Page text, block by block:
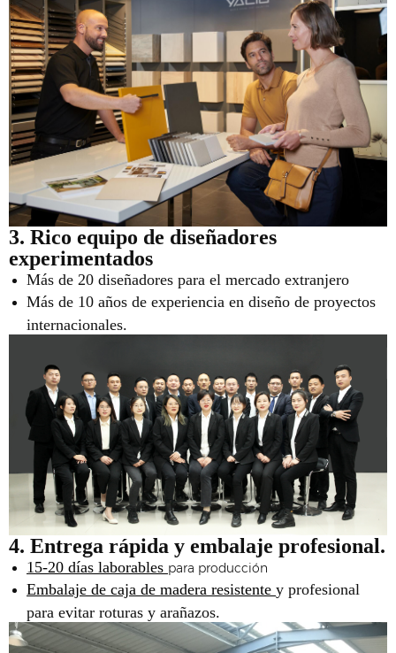
3. Rico equipo de diseñadores
experimentados
Más de 20 diseñadores para el mercado extranjero
Más de 10 años de experiencia en diseño de proyectos
internacionales.
4. Entrega rápida y embalaje profesional.
15-20 días laborables para producción
Embalaje de caja de madera resistente y profesional
para evitar roturas y arañazos.